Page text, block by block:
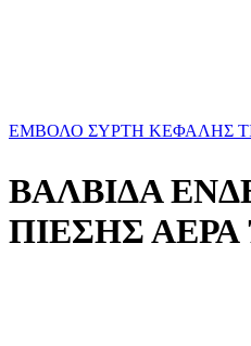
ΕΜΒΟΛΟ ΣΥΡΤΗ ΚΕΦΑΛΗΣ
ΒΑΛΒΙΔΑ
ΠΙΕΣΗΣ ΑΕΡΑ